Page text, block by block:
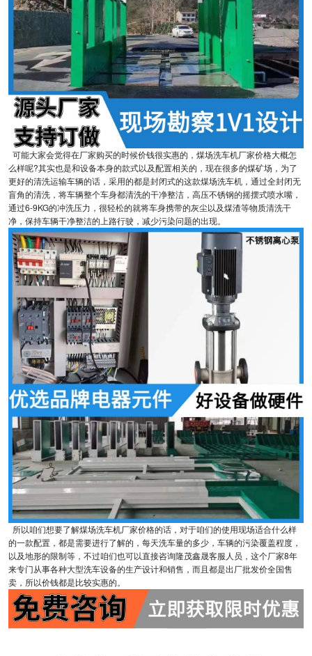
可能大家会觉得在厂家购买的时候价钱很实惠的，煤场洗车机厂家价格大概怎
么样呢?其实也是和设备本身的款式以及配置相关的，现在很多的煤矿场，为了
更好的清洗运输车辆的话，采用的都是封闭式的这款煤场洗车机，通过全封闭无
盲角的清洗，将车辆整个车身都清洗的干净整洁，高压不锈钢的摇摆式喷水嘴，
通过6-9KG的冲洗压力，很轻松的就将车身携带的灰尘以及煤渣等物质清洗干
净，保持车辆干净整洁的上路行驶，减少污染问题的出现。
所以咱们想要了解煤场洗车机厂家价格的话，对于咱们的使用现场适合什么样
的一款配置，都是需要进行了解的，每天洗车量的多少，车辆的污染覆盖程度，
以及地形的限制等，不过咱们也可以直接咨询隆茂鑫晟客服人员，这个厂家8年
来专门从事各种大型洗车设备的生产设计和销售，而且都是出厂批发价全国售
卖，所以价钱都是比较实惠的。